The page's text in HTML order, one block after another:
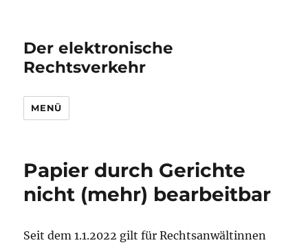
Der elektronische
Rechtsverkehr
MENÜ
Papier durch Gerichte
nicht (mehr) bearbeitbar
Seit dem 1.1.2022 gilt für Rechtsanwältinnen